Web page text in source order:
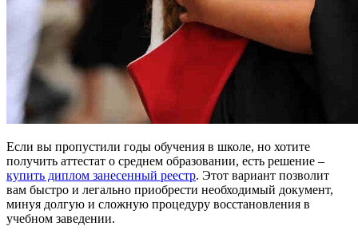
Если вы пропустили годы обучения в школе, но хотите
получить аттестат о среднем образовании, есть решение –
купить диплом занесенный реестр. Этот вариант позволит
вам быстро и легально приобрести необходимый документ,
минуя долгую и сложную процедуру восстановления в
учебном заведении.